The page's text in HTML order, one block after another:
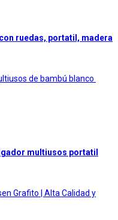
ruedas, portatil, madera
multiusos portatil